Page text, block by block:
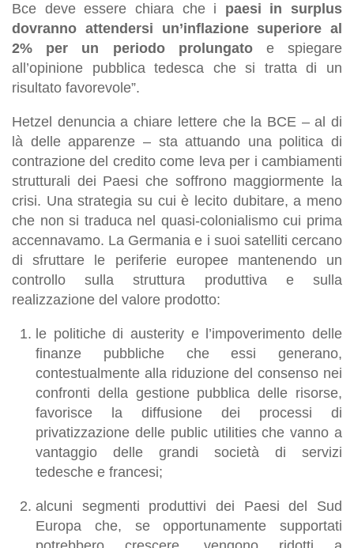
Bce deve essere chiara che i paesi in surplus
dovranno attendersi un’inflazione superiore al
2% per un periodo prolungatoe spiegare
all’opinione pubblica tedesca che si tratta di un
risultato favorevole”.
Hetzel denuncia a chiare lettere che la BCE – al di
là delle apparenze – sta attuando una politica di
contrazione del credito come leva per i cambiamenti
strutturali dei Paesi che soffrono maggiormente la
crisi. Una strategia su cui è lecito dubitare, a meno
che non si traduca nel quasi-colonialismocui prima
accennavamo. La Germania e i suoi satelliti cercano
di sfruttare le periferie europee mantenendo un
controllo sulla struttura produttiva e sulla
realizzazione del valore prodotto:
le politiche di austerity e l’impoverimento delle
finanze pubbliche che essi generano,
contestualmente alla riduzione del consenso nei
confronti della gestione pubblica delle risorse,
favorisce la diffusione dei processi di
privatizzazione delle public utilitiesche vanno a
vantaggio delle grandi società di servizi
tedesche e francesi;
alcuni segmenti produttivi dei Paesi del Sud
Europa che, se opportunamente supportati